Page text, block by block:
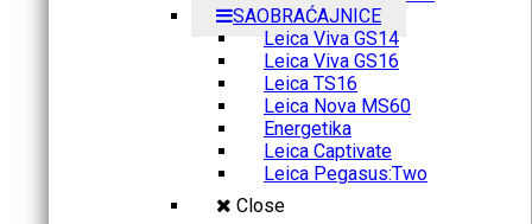
SAOBRAĆAJNICE
Leica Viva GS14
Leica Viva GS16
Leica TS16
Leica Nova MS60
Energetika
Leica Captivate
Leica Pegasus:Two
Close